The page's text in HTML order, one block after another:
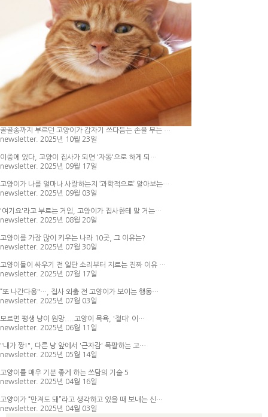
골골송까지 부르던 고양이가 갑자기 쓰다듬는 손을 무는 …
newsletter. 2025년 10월 23일
이중에 있다, 고양이 집사가 되면 '자동'으로 하게 되…
newsletter. 2025년 09월 17일
고양이가 나를 얼마나 사랑하는지 ‘과학적으로’ 알아보는…
newsletter. 2025년 09월 03일
'여기요'라고 부르는 거임, 고양이가 집사한테 말 거는…
newsletter. 2025년 08월 20일
고양이를 가장 많이 키우는 나라 10곳, 그 이유는?
newsletter. 2025년 07월 30일
고양이들이 싸우기 전 일단 소리부터 지르는 진짜 이유 …
newsletter. 2025년 07월 17일
“또 나간다옹"…, 집사 외출 전 고양이가 보이는 행동…
newsletter. 2025년 07월 03일
모르면 평생 냥이 원망....고양이 목욕, '절대' 이…
newsletter. 2025년 06월 11일
"내가 짱!", 다른 냥 앞에서 '근자감' 폭팔하는 고…
newsletter. 2025년 05월 14일
고양이를 매우 기분 좋게 하는 쓰담의 기술 5
newsletter. 2025년 04월 16일
고양이가 “만져도 돼”라고 생각하고 있을 때 보내는 신…
newsletter. 2025년 04월 03일